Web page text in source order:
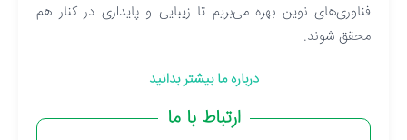
فناوری‌های نوین بهره می‌بریم تا زیبایی و پایداری در کنار هم
محقق شوند.
درباره ما بیشتر بدانید
ارتباط با ما